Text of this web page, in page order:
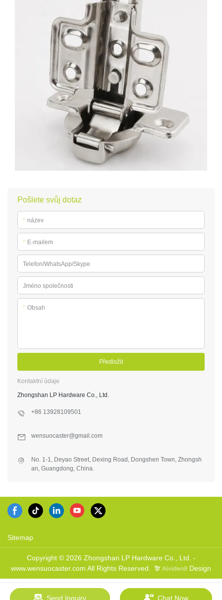
Pošlete svůj dotaz
* název
* E-mailem
Telefon/WhatsApp/Skype
Jméno společnosti
* Obsah
Předložit
Kontaktní údaje
Zhongshan LP Hardware Co., Ltd.
+86 13928109501
wensuocaster@gmail.com
No. 1-1, Deyao Street, Dexing Road, Dongshen Town, Zhongsh
an, Guangdong, China.
Sitemap
Copyright © 2026 Zhongshan LP Hardware Co., Ltd. -
www.wensuocaster.com All Rights Reserved.
Design
Send Inquiry Chat Now